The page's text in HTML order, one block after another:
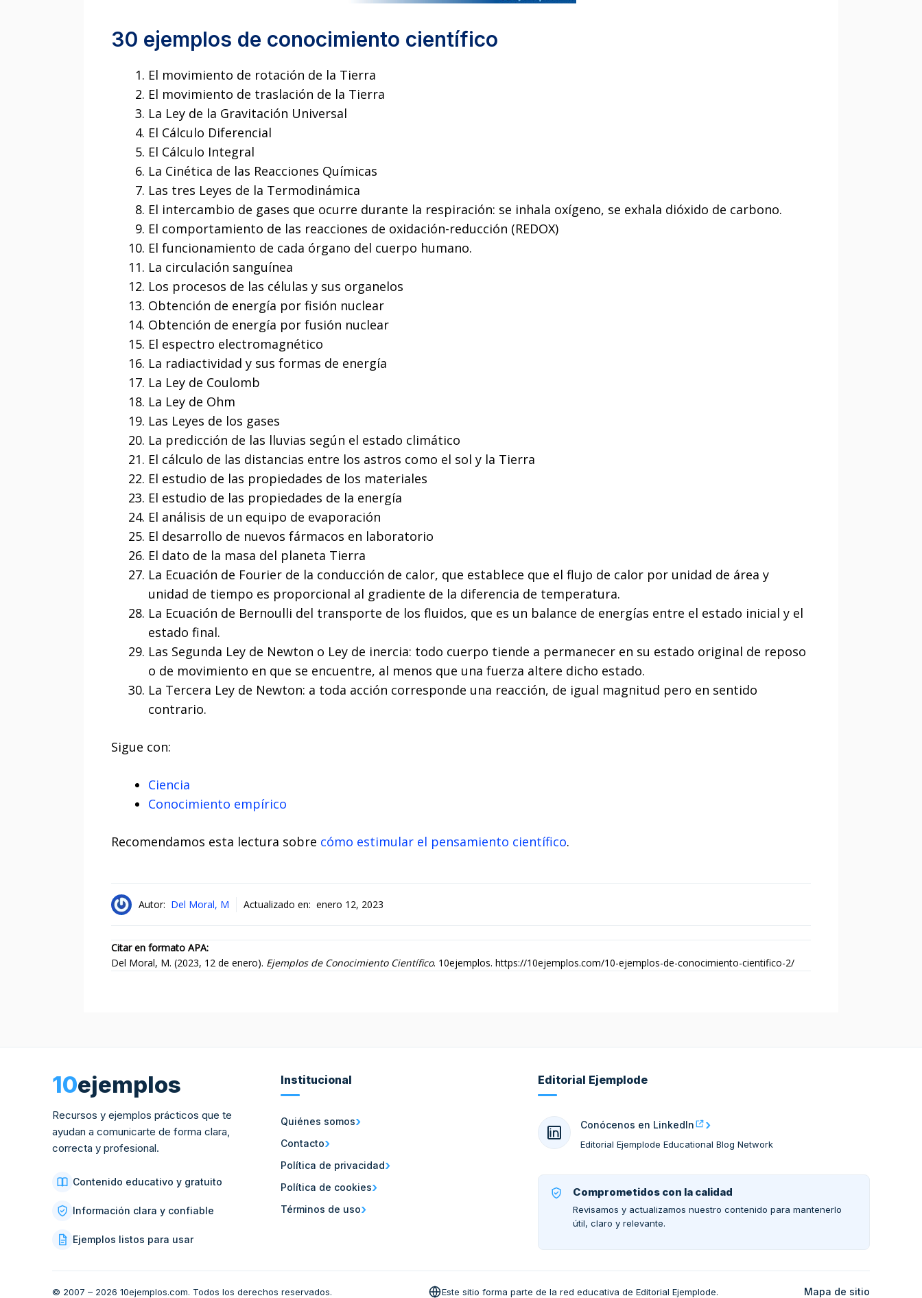
30 ejemplos de conocimiento científico
El movimiento de rotación de la Tierra
El movimiento de traslación de la Tierra
La Ley de la Gravitación Universal
El Cálculo Diferencial
El Cálculo Integral
La Cinética de las Reacciones Químicas
Las tres Leyes de la Termodinámica
El intercambio de gases que ocurre durante la respiración: se inhala oxígeno, se exhala dióxido de carbono.
El comportamiento de las reacciones de oxidación-reducción (REDOX)
El funcionamiento de cada órgano del cuerpo humano.
La circulación sanguínea
Los procesos de las células y sus organelos
Obtención de energía por fisión nuclear
Obtención de energía por fusión nuclear
El espectro electromagnético
La radiactividad y sus formas de energía
La Ley de Coulomb
La Ley de Ohm
Las Leyes de los gases
La predicción de las lluvias según el estado climático
El cálculo de las distancias entre los astros como el sol y la Tierra
El estudio de las propiedades de los materiales
El estudio de las propiedades de la energía
El análisis de un equipo de evaporación
El desarrollo de nuevos fármacos en laboratorio
El dato de la masa del planeta Tierra
La Ecuación de Fourier de la conducción de calor, que establece que el flujo de calor por unidad de área y
unidad de tiempo es proporcional al gradiente de la diferencia de temperatura.
La Ecuación de Bernoulli del transporte de los fluidos, que es un balance de energías entre el estado inicial y el
estado final.
Las Segunda Ley de Newton o Ley de inercia: todo cuerpo tiende a permanecer en su estado original de reposo
o de movimiento en que se encuentre, al menos que una fuerza altere dicho estado.
La Tercera Ley de Newton: a toda acción corresponde una reacción, de igual magnitud pero en sentido
contrario.
Sigue con:
Ciencia
Conocimiento empírico
Recomendamos esta lectura sobre cómo estimular el pensamiento científico.
Autor: Del Moral, M Actualizado en: enero 12, 2023
Citar en formato APA:
Del Moral, M. (2023, 12 de enero). Ejemplos de Conocimiento Científico. 10ejemplos. https://10ejemplos.com/10-ejemplos-de-conocimiento-cientifico-2/
10ejemplos
Recursos y ejemplos prácticos que te
ayudan a comunicarte de forma clara,
correcta y profesional.
Contenido educativo y gratuito
Información clara y confiable
Ejemplos listos para usar
Institucional
Quiénes somos
Contacto
Política de privacidad
Política de cookies
Términos de uso
Editorial Ejemplode
Conócenos en LinkedIn
Editorial Ejemplode Educational Blog Network
Comprometidos con la calidad
Revisamos y actualizamos nuestro contenido para mantenerlo
útil, claro y relevante.
© 2007 – 2026 10ejemplos.com. Todos los derechos reservados. Este sitio forma parte de la red educativa de Editorial Ejemplode. Mapa de sitio